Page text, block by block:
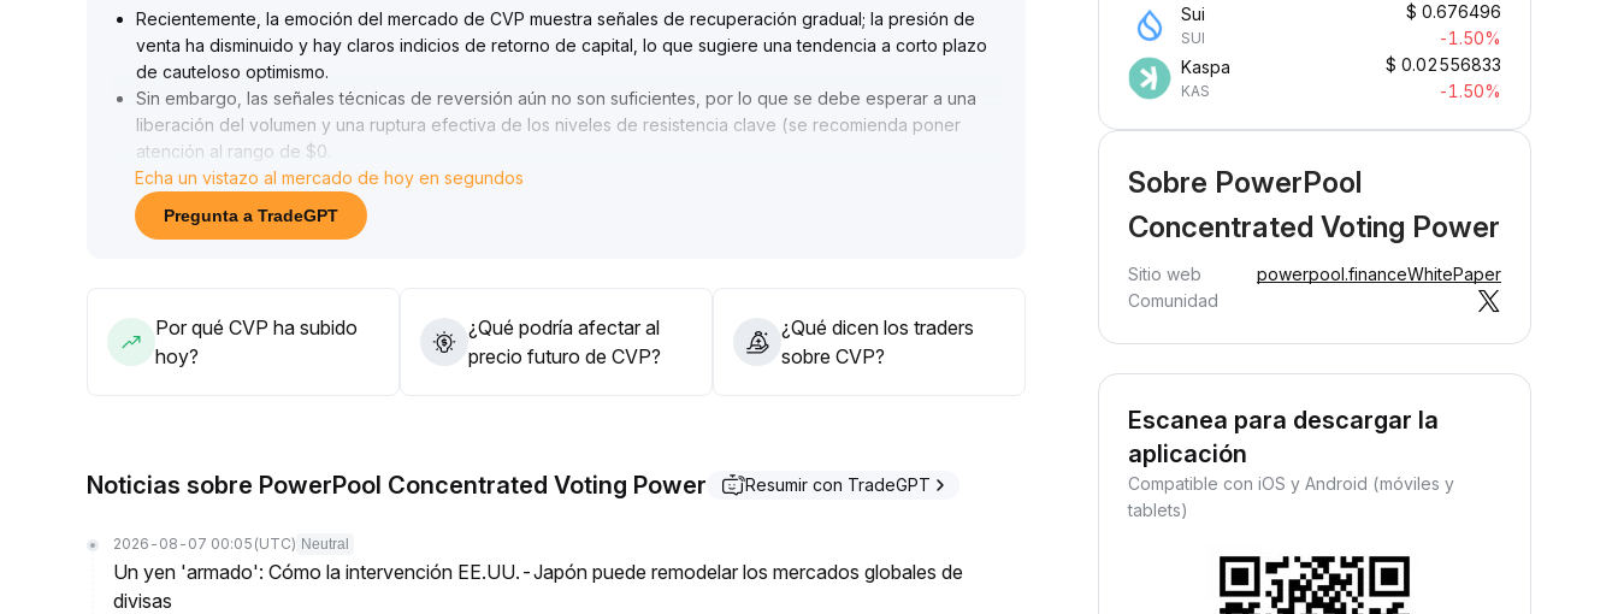
Recientemente, la emoción del mercado de CVP muestra señales de recuperación gradual; la presión de
venta ha disminuido y hay claros indicios de retorno de capital, lo que sugiere una tendencia a corto plazo
de cauteloso optimismo.
Sin embargo, las señales técnicas de reversión aún no son suficientes, por lo que se debe esperar a una
liberación del volumen y una ruptura efectiva de los niveles de resistencia clave (se recomienda poner
atención al rango de $0
38–0 .
41) para confirmar el impulso alcista
En cuanto a la estrategia operativa, se recomienda mantener una actitud de espera antes de que se
Echa un vistazo al mercado de hoy en segundos
Pregunta a TradeGPT
Por qué CVP ha subido
hoy?
¿Qué podría afectar al
precio futuro de CVP?
¿Qué dicen los traders
sobre CVP?
Noticias sobre PowerPool Concentrated Voting Power Resumir con TradeGPT
2026-08-07 00:05 (UTC) Neutral
Un yen 'armado': Cómo la intervención EE.UU.-Japón puede remodelar los mercados globales de
divisas
Sui
SUI
$ 0.676496
-1.50%
Kaspa
KAS
$ 0.02556833
-1.50%
Sobre PowerPool
Concentrated Voting Power
Sitio web powerpool.financeWhitePaper
Comunidad
Escanea para descargar la
aplicación
Compatible con iOS y Android (móviles y
tablets)